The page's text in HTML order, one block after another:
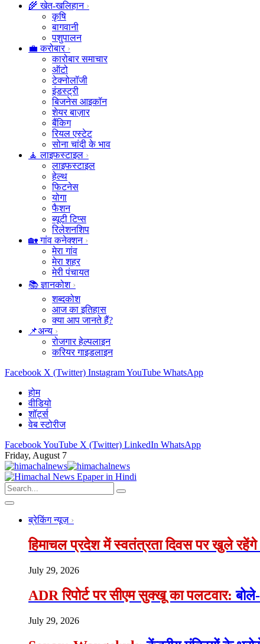
🌾 खेत-खलिहान
कृषि
बागवानी
पशुपालन
💼 करोबार
कारोबार समाचार
ऑटो
टेक्नोलॉजी
इंडस्ट्री
बिजनेस आइकॉन
शेयर बाज़ार
बैंकिग
रियल एस्टेट
सोना चांदी के भाव
🧘 लाइफस्टाइल
लाइफस्टाइल
हेल्थ
फिटनेस
योगा
फैशन
ब्यूटी टिप्स
रिलेशनशिप
🏡 गांव कनेक्शन
मेरा गांव
मेरा शहर
मेरी पंचायत
📚 ज्ञानकोश
शब्दकोश
आज का इतिहास
क्या आप जानते हैं?
📌अन्य
रोजगार हेल्पलाइन
करियर गाइडलाइन
Facebook X (Twitter) InstagramYouTube WhatsApp
होम
वीडियो
शॉर्ट्स
वेब स्टोरीज
FacebookYouTube X (Twitter) LinkedIn WhatsApp
Friday, August 7
ब्रेकिंग न्यूज़
हिमाचल प्रदेश में स्वतंत्रता दिवस पर खुले
July 29, 2026
ADR रिपोर्ट पर सीएम सुक्खू का पलटवार:
July 29, 2026